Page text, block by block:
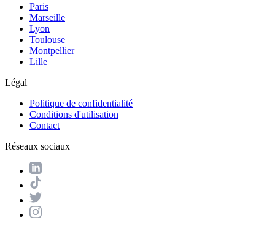
Paris
Marseille
Lyon
Toulouse
Montpellier
Lille
Légal
Politique de confidentialité
Conditions d'utilisation
Contact
Réseaux sociaux